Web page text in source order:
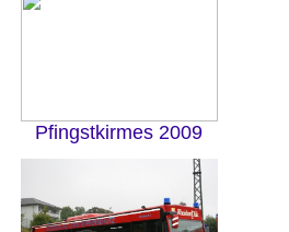
Pfingstkirmes 2009